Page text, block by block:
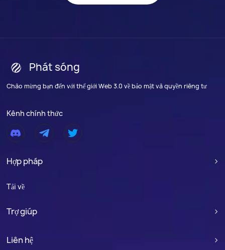
Phát sóng
Chào mừng bạn đến với thế giới Web 3.0 về bảo mật và quyền riêng tư
Kênh chính thức
Hợp pháp 
Tải về
Trợ giúp 
Liên hệ 